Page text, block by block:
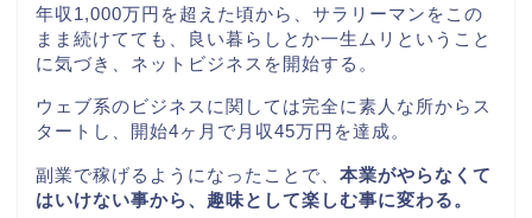
年収1,000万円を超えた頃から、サラリーマンをこの
まま続けてても、良い暮らしとか一生ムリということ
に気づき、ネットビジネスを開始する。
ウェブ系のビジネスに関しては完全に素人な所からス
タートし、開始4ヶ月で月収45万円を達成。
副業で稼げるようになったことで、 本業がやらなくて
はいけない事から、趣味として楽しむ事に変わる。